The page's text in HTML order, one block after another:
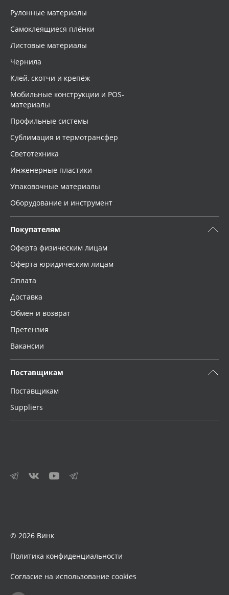
Рулонные материалы
Самоклеящиеся плёнки
Листовые материалы
Чернила
Клей, скотчи и крепёж
Мобильные конструкции и POS-
материалы
Профильные системы
Сублимация и термотрансфер
Светотехника
Инженерные пластики
Упаковочные материалы
Оборудование и инструмент
Покупателям
Оферта физическим лицам
Оферта юридическим лицам
Оплата
Доставка
Обмен и возврат
Претензия
Вакансии
Поставщикам
Поставщикам
Suppliers
© 2026 Винк
Политика конфиденциальности
Согласие на использование cookies